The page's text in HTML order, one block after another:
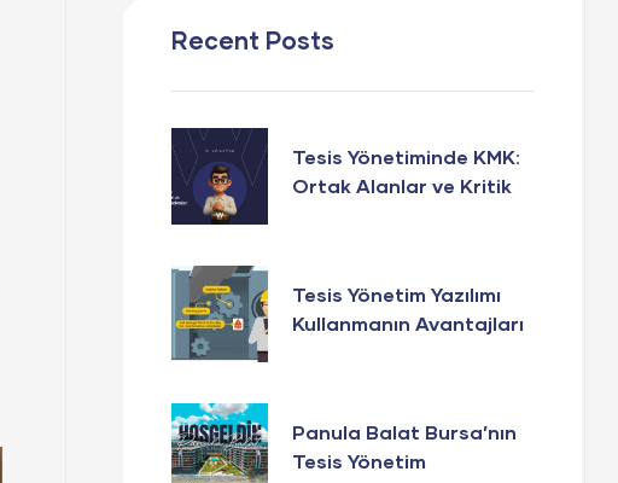
Recent Posts
Tesis Yönetiminde KMK:
Ortak Alanlar ve Kritik
Tesis Yönetim Yazılımı
Kullanmanın Avantajları
Panula Balat Bursa’nın
Tesis Yönetim